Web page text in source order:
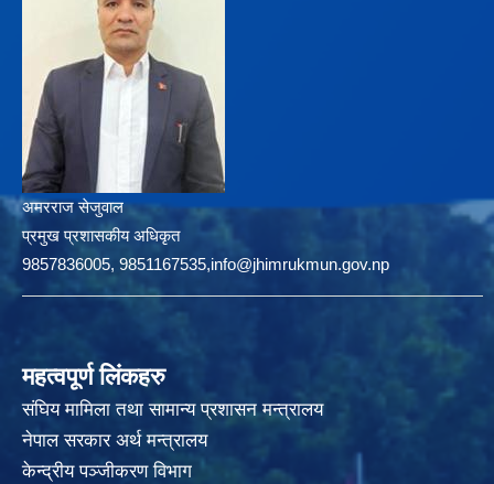
अमरराज सेजुवाल
प्रमुख प्रशासकीय अधिकृत
9857836005, 9851167535,info@jhimrukmun.gov.np
महत्वपूर्ण लिंकहरु
संघिय मामिला तथा सामान्य प्रशासन मन्त्रालय
नेपाल सरकार अर्थ मन्त्रालय
केन्द्रीय पञ्जीकरण विभाग